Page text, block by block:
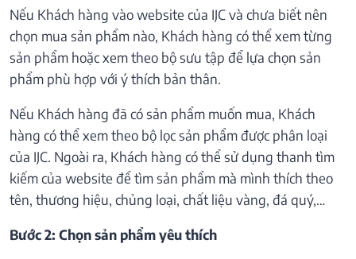
Nếu Khách hàng vào website của IJC và chưa biết nên
chọn mua sản phẩm nào, Khách hàng có thể xem từng
sản phẩm hoặc xem theo bộ sưu tập để lựa chọn sản
phẩm phù hợp với ý thích bản thân.
Nếu Khách hàng đã có sản phẩm muốn mua, Khách
hàng có thể xem theo bộ lọc sản phẩm được phân loại
của IJC. Ngoài ra, Khách hàng có thể sử dụng thanh tìm
kiếm của website để tìm sản phẩm mà mình thích theo
tên, thương hiệu, chủng loại, chất liệu vàng, đá quý,…
Bước 2: Chọn sản phẩm yêu thích